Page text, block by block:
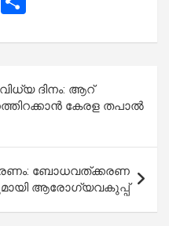
ar
ദിനം: ആറ്
കേരള തപാൽ
ബോധവത്ക്കരണ
ആരോഗ്യവകുപ്പ്